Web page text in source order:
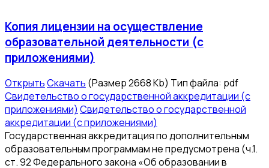
Копия лицензии на осуществление
образовательной деятельности (с
приложениями)
ОткрытьСкачать (Размер 2668 Kb) Тип файла: pdf
Свидетельство о государственной аккредитации (с
приложениями) Свидетельство о государственной
аккредитации (с приложениями)
Государственная аккредитация по дополнительным
образовательным программам не предусмотрена (ч.1.
ст. 92 Федерального закона «Об образовании в